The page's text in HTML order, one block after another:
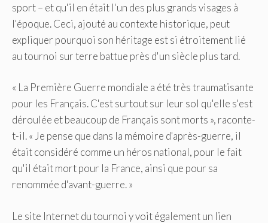
sport – et qu'il en était l'un des plus grands visages à
l'époque. Ceci, ajouté au contexte historique, peut
expliquer pourquoi son héritage est si étroitement lié
au tournoi sur terre battue près d'un siècle plus tard.
« La Première Guerre mondiale a été très traumatisante
pour les Français. C'est surtout sur leur sol qu'elle s'est
déroulée et beaucoup de Français sont morts », raconte-
t-il. « Je pense que dans la mémoire d'après-guerre, il
était considéré comme un héros national, pour le fait
qu'il était mort pour la France, ainsi que pour sa
renommée d'avant-guerre. »
Le site Internet du tournoi y voit également un lien